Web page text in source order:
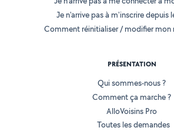
Je n'arrive pas à m'inscrire depuis
Comment réinitialiser / modifier mon
PRÉSENTATION
Qui sommes-nous ?
Comment ça marche ?
AlloVoisins Pro
Toutes les demandes